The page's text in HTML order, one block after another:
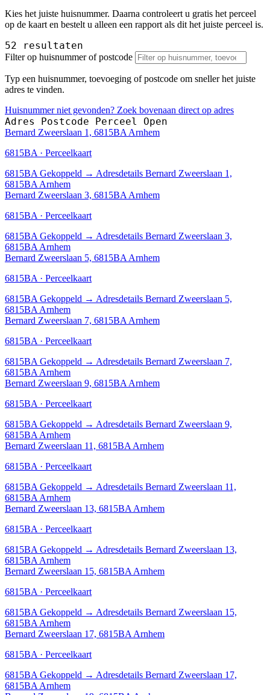
Kies het juiste huisnummer. Daarna controleert u gratis het perceel
op de kaart en bestelt u alleen een rapport als dit het juiste perceel is.
52 resultaten
Filter op huisnummer of postcode
Typ een huisnummer, toevoeging of postcode om sneller het juiste
adres te vinden.
Huisnummer niet gevonden? Zoek bovenaan direct op adres
Adres Postcode Perceel Open
Bernard Zweerslaan 1, 6815BA Arnhem
6815BA · Perceelkaart
6815BA Gekoppeld → Adresdetails Bernard Zweerslaan 1,
6815BA Arnhem
Bernard Zweerslaan 3, 6815BA Arnhem
6815BA · Perceelkaart
6815BA Gekoppeld → Adresdetails Bernard Zweerslaan 3,
6815BA Arnhem
Bernard Zweerslaan 5, 6815BA Arnhem
6815BA · Perceelkaart
6815BA Gekoppeld → Adresdetails Bernard Zweerslaan 5,
6815BA Arnhem
Bernard Zweerslaan 7, 6815BA Arnhem
6815BA · Perceelkaart
6815BA Gekoppeld → Adresdetails Bernard Zweerslaan 7,
6815BA Arnhem
Bernard Zweerslaan 9, 6815BA Arnhem
6815BA · Perceelkaart
6815BA Gekoppeld → Adresdetails Bernard Zweerslaan 9,
6815BA Arnhem
Bernard Zweerslaan 11, 6815BA Arnhem
6815BA · Perceelkaart
6815BA Gekoppeld → Adresdetails Bernard Zweerslaan 11,
6815BA Arnhem
Bernard Zweerslaan 13, 6815BA Arnhem
6815BA · Perceelkaart
6815BA Gekoppeld → Adresdetails Bernard Zweerslaan 13,
6815BA Arnhem
Bernard Zweerslaan 15, 6815BA Arnhem
6815BA · Perceelkaart
6815BA Gekoppeld → Adresdetails Bernard Zweerslaan 15,
6815BA Arnhem
Bernard Zweerslaan 17, 6815BA Arnhem
6815BA · Perceelkaart
6815BA Gekoppeld → Adresdetails Bernard Zweerslaan 17,
6815BA Arnhem